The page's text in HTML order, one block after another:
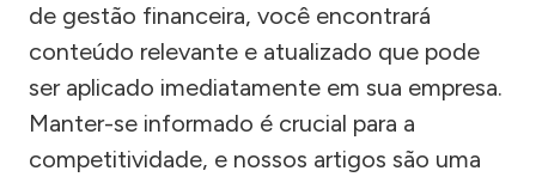
de gestão financeira, você encontrará
conteúdo relevante e atualizado que pode
ser aplicado imediatamente em sua empresa.
Manter-se informado é crucial para a
competitividade, e nossos artigos são uma